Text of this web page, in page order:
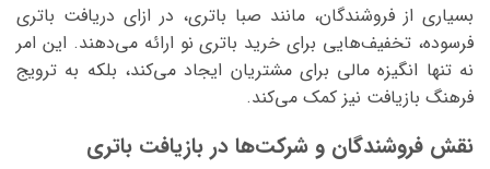
بسیاری از فروشندگان، مانند صبا باتری، در ازای دریافت باتری
فرسوده، تخفیف‌هایی برای خرید باتری نو ارائه می‌دهند. این امر
نه تنها انگیزه مالی برای مشتریان ایجاد می‌کند، بلکه به ترویج
فرهنگ بازیافت نیز کمک می‌کند.
نقش فروشندگان و شرکت‌ها در بازیافت باتری